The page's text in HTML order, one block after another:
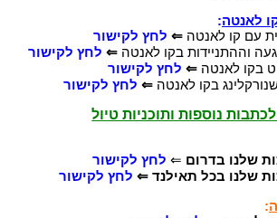
לאנטה:
עם קו לאנטה ⇐ לחץ לקישור
וההתניידות בקו לאנטה ⇐ לחץ לקישור
בקו לאנטה ⇐ לחץ לקישור
בקו לאנטה ⇐ לחץ לקישור
נוספות ותוכניות טיול
שלנו בדרום ⇐ לחץ לקישור
שלנו בכל תאילנד ⇐ לחץ לקישור
: